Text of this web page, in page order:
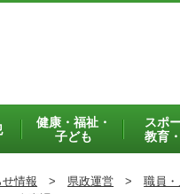
健康・福祉・
子ども
スポ
教育
情報 > 県政運営 > 職員